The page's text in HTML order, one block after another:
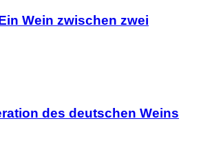
Wein zwischen zwei
des deutschen Weins